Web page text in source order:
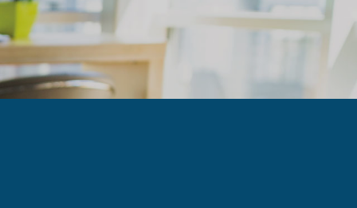
CARRERAS
TÉCNICAS MEJOR
PAGADAS EN
COLOMBIA:
OPCIONES PARA
UN FUTURO